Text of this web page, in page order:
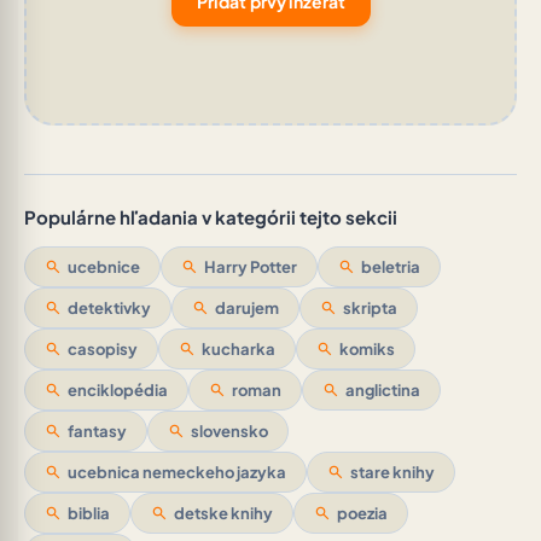
Populárne hľadania v kategórii tejto sekcii
search ucebnice search Harry Potter search beletria
search detektivky search darujem search skripta
search casopisy search kucharka search komiks
search enciklopédia search roman search anglictina
search fantasy search slovensko
search ucebnica nemeckeho jazyka search stare knihy
search biblia search detske knihy search poezia